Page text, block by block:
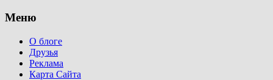
Меню
О блоге
Друзья
Реклама
Карта Сайта